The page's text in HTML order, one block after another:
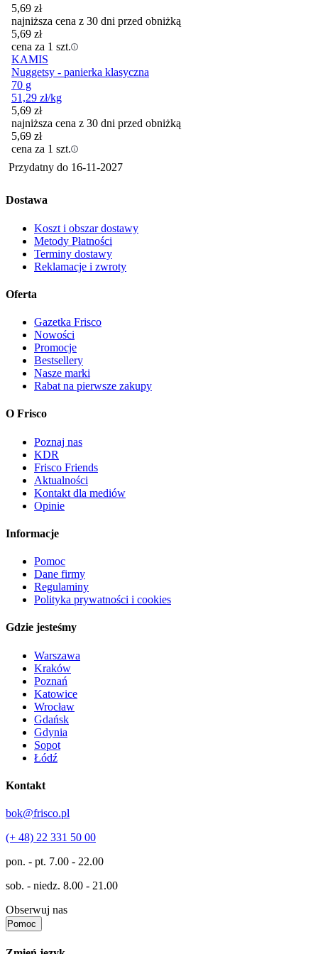
5,69 zł
najniższa cena z 30 dni przed obniżką
5,69 zł
cena za 1 szt.
KAMIS
Nuggetsy - panierka klasyczna
70 g
51,29 zł/kg
5,69 zł
najniższa cena z 30 dni przed obniżką
5,69 zł
cena za 1 szt.
Przydatny do 16-11-2027
Dostawa
Koszt i obszar dostawy
Metody Płatności
Terminy dostawy
Reklamacje i zwroty
Oferta
Gazetka Frisco
Nowości
Promocje
Bestsellery
Nasze marki
Rabat na pierwsze zakupy
O Frisco
Poznaj nas
KDR
Frisco Friends
Aktualności
Kontakt dla mediów
Opinie
Informacje
Pomoc
Dane firmy
Regulaminy
Polityka prywatności i cookies
Gdzie jesteśmy
Warszawa
Kraków
Poznań
Katowice
Wrocław
Gdańsk
Gdynia
Sopot
Łódź
Kontakt
bok@frisco.pl
(+ 48) 22 331 50 00
pon. - pt. 7.00 - 22.00
sob. - niedz. 8.00 - 21.00
Obserwuj nas
Pomoc